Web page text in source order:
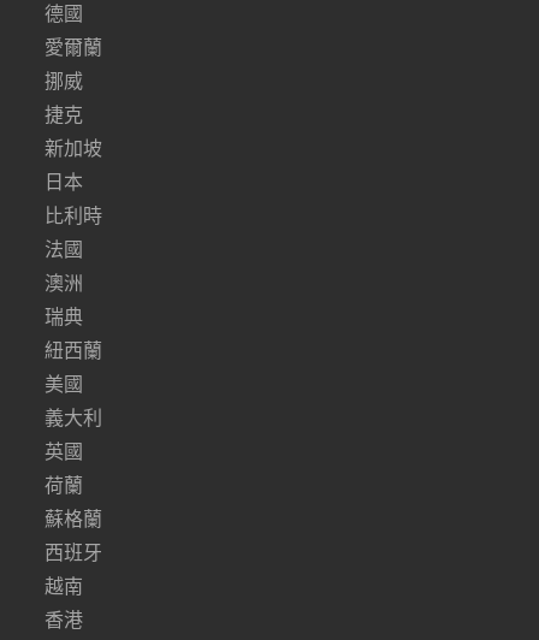
德國
愛爾蘭
挪威
捷克
新加坡
日本
比利時
法國
澳洲
瑞典
紐西蘭
美國
義大利
英國
荷蘭
蘇格蘭
西班牙
越南
香港